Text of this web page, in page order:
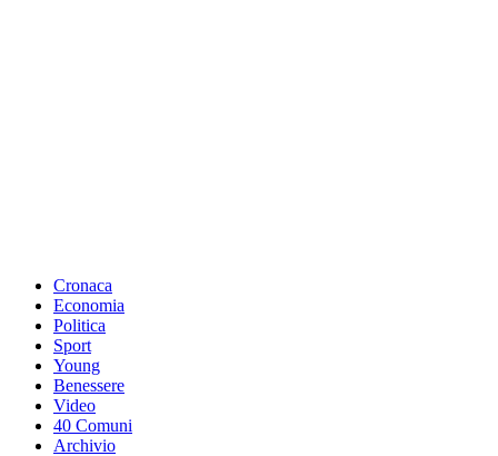
Cronaca
Economia
Politica
Sport
Young
Benessere
Video
40 Comuni
Archivio